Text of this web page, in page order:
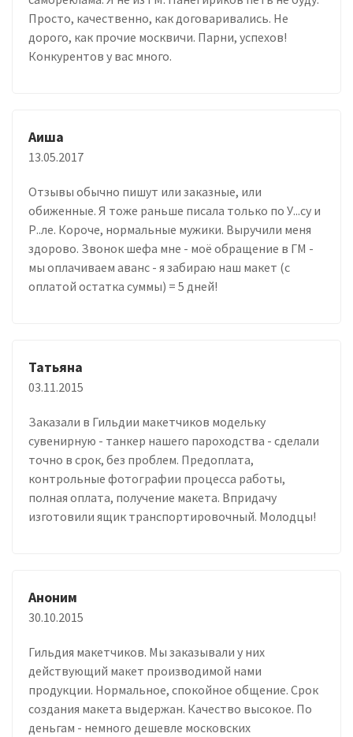
Просто, качественно, как договаривались. Не
дорого, как прочие москвичи. Парни, успехов!
Конкурентов у вас много.
Аиша
13.05.2017
Отзывы обычно пишут или заказные, или
обиженные. Я тоже раньше писала только по У...су и
Р..ле. Короче, нормальные мужики. Выручили меня
здорово. Звонок шефа мне - моё обращение в ГМ -
мы оплачиваем аванс - я забираю наш макет (с
оплатой остатка суммы) = 5 дней!
Татьяна
03.11.2015
Заказали в Гильдии макетчиков модельку
сувенирную - танкер нашего пароходства - сделали
точно в срок, без проблем. Предоплата,
контрольные фотографии процесса работы,
полная оплата, получение макета. Впридачу
изготовили ящик транспортировочный. Молодцы!
Аноним
30.10.2015
Гильдия макетчиков. Мы заказывали у них
действующий макет производимой нами
продукции. Нормальное, спокойное общение. Срок
создания макета выдержан. Качество высокое. По
деньгам - немного дешевле московских